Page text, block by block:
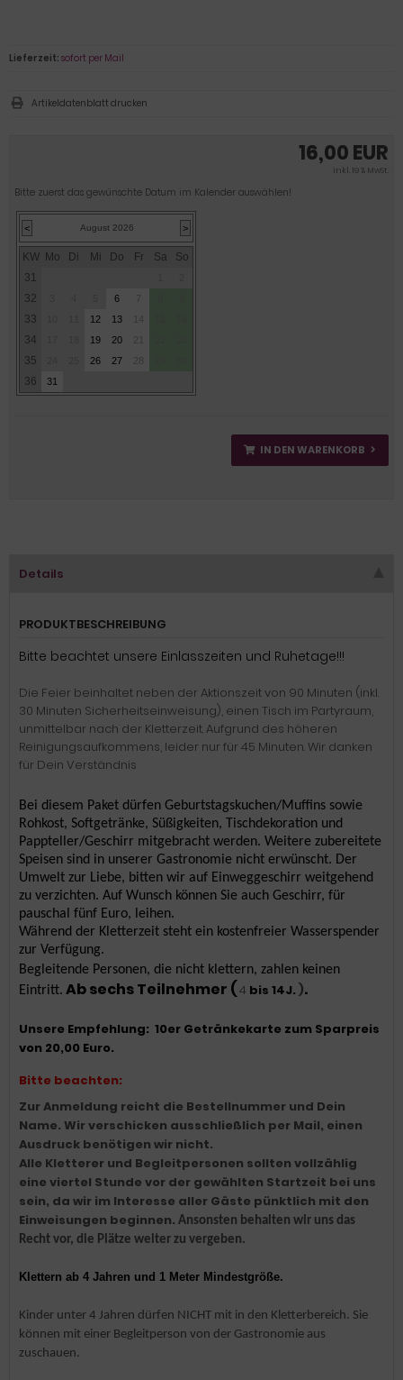
16,00 EUR
inkl. 19 % MwSt.
Bitte zuerst das gewünschte Datum im Kalender auswählen!
< August 2026 >
KW Mo Di Mi Do Fr Sa
So
31
32 6
33 12 13 14
34 19 20
35 26 27
36 31
IN DEN WARENKORB
Lieferzeit: sofort per Mail
Artikeldatenblatt drucken
Details
PRODUKTBESCHREIBUNG
Bitte beachtet unsere Einlasszeiten und Ruhetage!!!
Die Feier beinhaltet neben der Aktionszeit von 90 Minuten (inkl.
30 Minuten Sicherheitseinweisung), einen Tisch im Partyraum,
unmittelbar nach der Kletterzeit. Aufgrund des höheren
Reinigungsaufkommens, leider nur für 45 Minuten. Wir danken
für Dein Verständnis
Bei diesem Paket dürfen Geburtstagskuchen/Muffins sowie
Rohkost, Softgetränke, Süßigkeiten, Tischdekoration und
Pappteller/Geschirr mitgebracht werden. Weitere zubereitete
Speisen sind in unserer Gastronomie nicht erwünscht. Der
Umwelt zur Liebe, bitten wir auf Einweggeschirr weitgehend
zu verzichten. Auf Wunsch können Sie auch Geschirr, für
pauschal fünf Euro, leihen.
Während der Kletterzeit steht ein kostenfreier Wasserspender
zur Verfügung.
Begleitende Personen, die nicht klettern, zahlen keinen
Eintritt. Ab sechs Teilnehmer ( 4 bis 14J. ).
Unsere Empfehlung: 10er Getränkekarte zum Sparpreis
von 20,00 Euro.
Bitte beachten:
Zur Anmeldung reicht die Bestellnummer und Dein
Name. Wir verschicken ausschließlich per Mail, einen
Ausdruck benötigen wir nicht.
Alle Kletterer und Begleitpersonen sollten vollzählig
eine viertel Stunde vor der gewählten Startzeit bei uns
sein, da wir im Interesse aller Gäste pünktlich mit den
Einweisungen beginnen. Ansonsten behalten wir uns das
Recht vor, die Plätze weiter zu vergeben.
Klettern ab 4 Jahren und 1 Meter Mindestgröße.
Kinder unter 4 Jahren dürfen NICHT mit in den Kletterbereich. Sie
können mit einer Begleitperson von der Gastronomie aus
zuschauen.